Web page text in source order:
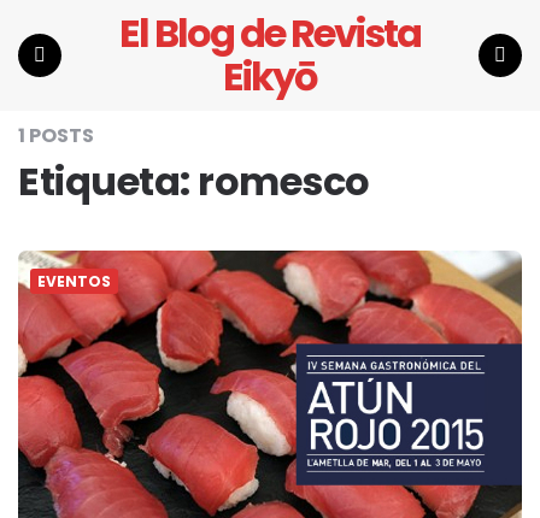
El Blog de Revista
Eikyō
1 POSTS
Etiqueta: romesco
EVENTOS